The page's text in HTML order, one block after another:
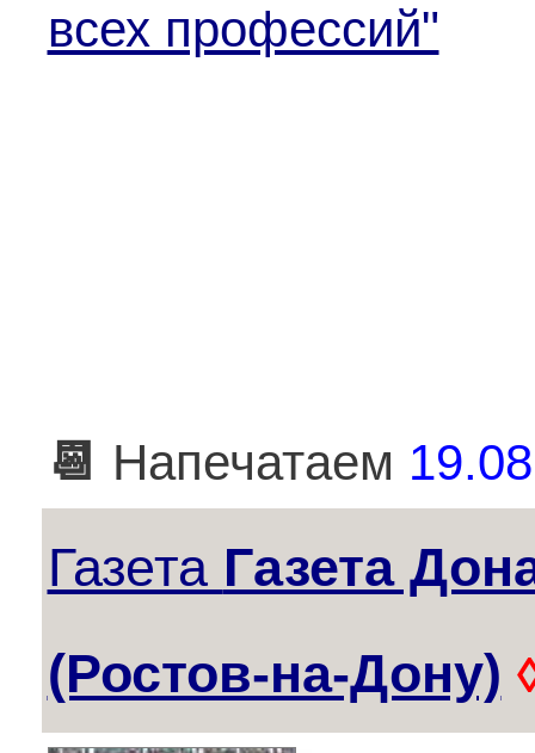
всех профессий"
📆 Напечатаем
Газета Газета
(Ростов-на-Дону)